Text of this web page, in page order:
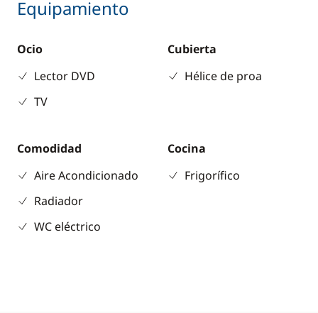
Equipamiento
Ocio
Lector DVD
TV
Cubierta
Hélice de proa
Comodidad
Aire Acondicionado
Radiador
WC eléctrico
Cocina
Frigorífico